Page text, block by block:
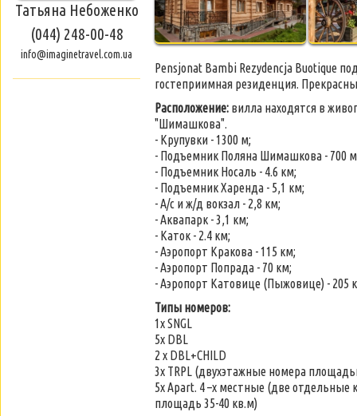
Татьяна Небоженко
(044) 248-00-48
info@imaginetravel.com.ua
Pensjonat Bambi Rezydencja Buotique
гостеприимная резиденция.
Расположение: вилла находятся в
"Шимашкова".
- Крупувки - 1300 м;
- Подъемник Поляна Шимашкова - 700
- Подъемник Носаль - 4.6 км;
- Подъемник Харенда - 5,1 км;
- А/с и ж/д вокзал - 2,8 км;
- Аквапарк - 3,1 км;
- Каток - 2.4 км;
- Аэропорт Кракова - 115 км;
- Аэропорт Попрада - 70 км;
- Аэропорт Катовице (Пыжовице) - 205
Типы номеров:
1х SNGL
5х DBL
2 х DBL+CHILD
3х TRPL (двухэтажные номера
5х Apart. 4 –х местные (две
площадь 35-40 кв.м)